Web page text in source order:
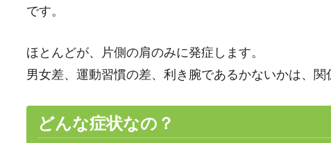
です。
ほとんどが、片側の肩のみに発症します。
男女差、運動習慣の差、利き腕であるかないかは、関
どんな症状なの？